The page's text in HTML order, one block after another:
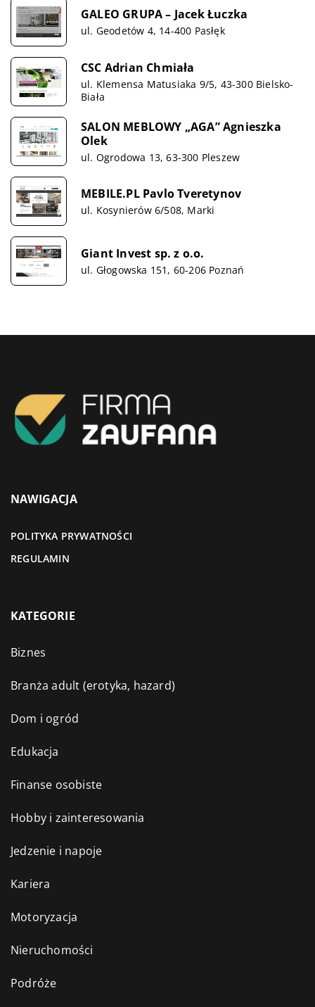
GALEO GRUPA – Jacek Łuczka
ul. Geodetów 4, 14-400 Pasłęk
CSC Adrian Chmiała
ul. Klemensa Matusiaka 9/5, 43-300 Bielsko-
Biała
SALON MEBLOWY „AGA” Agnieszka
Olek
ul. Ogrodowa 13, 63-300 Pleszew
MEBILE.PL Pavlo Tveretynov
ul. Kosynierów 6/508, Marki
Giant Invest sp. z o.o.
ul. Głogowska 151, 60-206 Poznań
NAWIGACJA
POLITYKA PRYWATNOŚCI
REGULAMIN
KATEGORIE
Biznes
Branża adult (erotyka, hazard)
Dom i ogród
Edukacja
Finanse osobiste
Hobby i zainteresowania
Jedzenie i napoje
Kariera
Motoryzacja
Nieruchomości
Podróże